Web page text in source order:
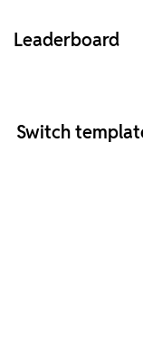
Leaderboard
Switch